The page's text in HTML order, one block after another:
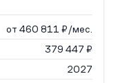
от 460 811 ₽/мес.
379 447 ₽
2027